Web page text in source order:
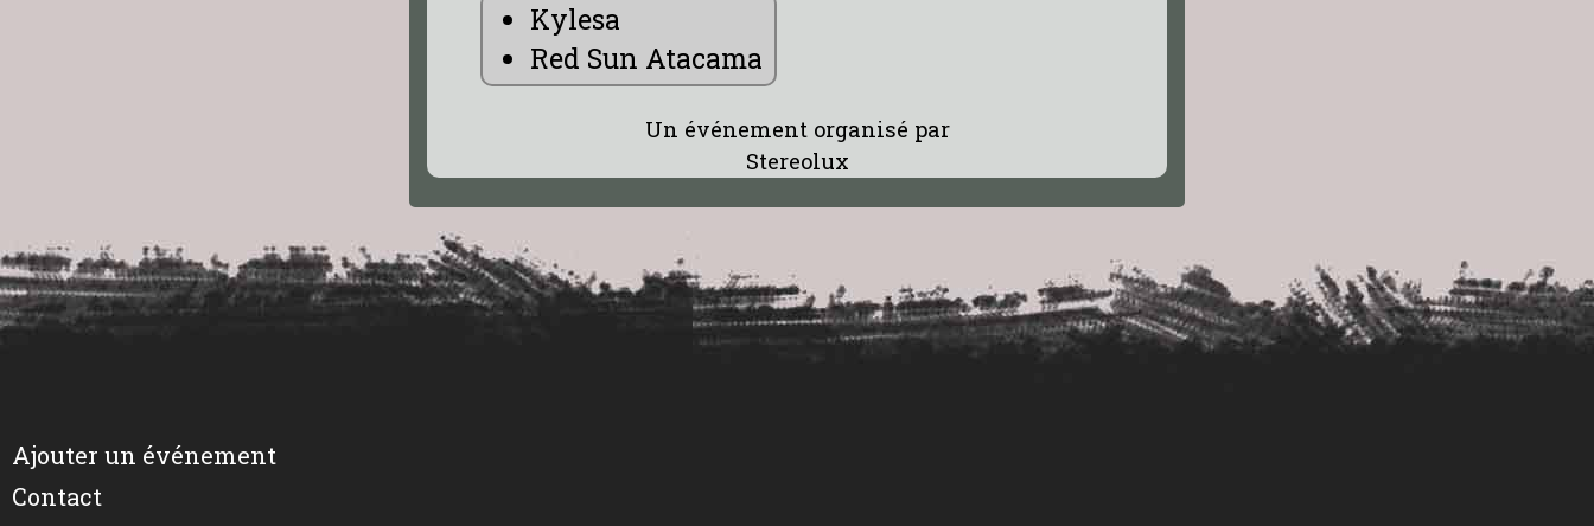
Kylesa
Red Sun Atacama
Un événement organisé par
Stereolux
Ajouter un événement
Contact